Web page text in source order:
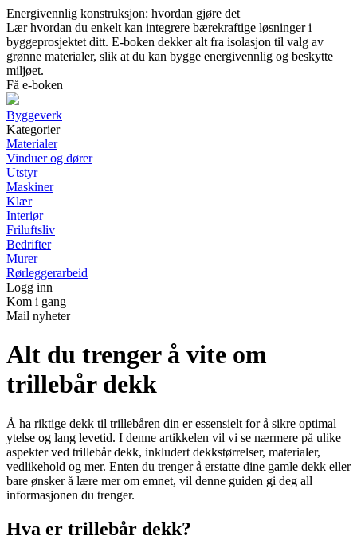
Energivennlig konstruksjon: hvordan gjøre det
Lær hvordan du enkelt kan integrere bærekraftige løsninger i
byggeprosjektet ditt. E-boken dekker alt fra isolasjon til valg av
grønne materialer, slik at du kan bygge energivennlig og beskytte
miljøet.
Få e-boken
Byggeverk
Kategorier
Materialer
Vinduer og dører
Utstyr
Maskiner
Klær
Interiør
Friluftsliv
Bedrifter
Murer
Rørleggerarbeid
Logg inn
Kom i gang
Mail nyheter
Alt du trenger å vite om
trillebår dekk
Å ha riktige dekk til trillebåren din er essensielt for å sikre optimal
ytelse og lang levetid. I denne artikkelen vil vi se nærmere på ulike
aspekter ved trillebår dekk, inkludert dekkstørrelser, materialer,
vedlikehold og mer. Enten du trenger å erstatte dine gamle dekk eller
bare ønsker å lære mer om emnet, vil denne guiden gi deg all
informasjonen du trenger.
Hva er trillebår dekk?